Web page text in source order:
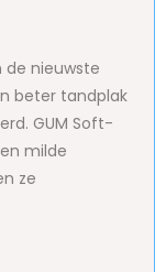
de nieuwste
beter tandplak
GUM Soft-
milde
ze